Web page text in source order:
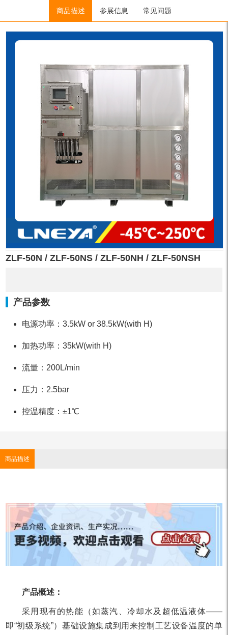
TCU控温单元/ZLF系列/ ZLF-50N / ZLF-50NS / ZLF-
50NH / ZLF-50NSH
ZLF-50N / ZLF-50NS / ZLF-50NH / ZLF-50NSH
产品参数
电源功率：3.5kW or 38.5kW(with H)
加热功率：35kW(with H)
流量：200L/min
压力：2.5bar
控温精度：±1℃
商品描述
商品描述 参展信息 常见问题
产品概述：
采用现有的热能（如蒸汽、冷却水及超低温液体——
即“初级系统”）基础设施集成到用来控制工艺设备温度的单